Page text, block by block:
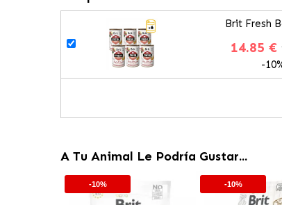
Brit Fresh
14.85 €
-
A Tu Animal Le Podría Gustar...
-10% -10%